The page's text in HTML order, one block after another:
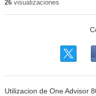
26visualizaciones
Utilizacion de One Advisor